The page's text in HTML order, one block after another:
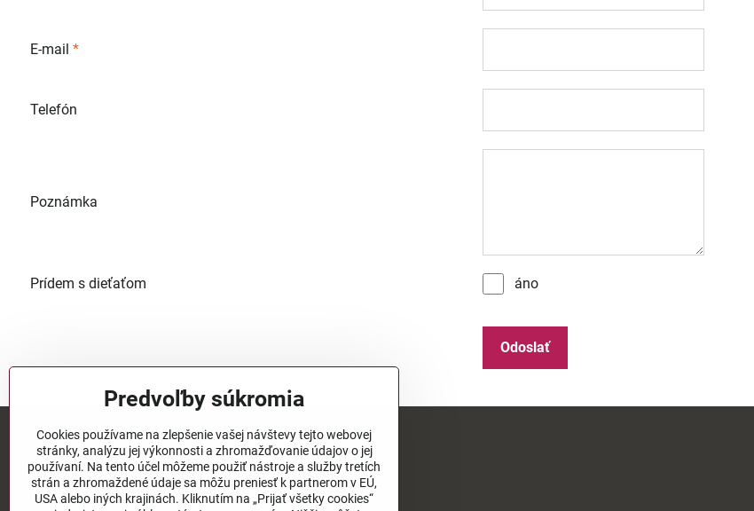
E-mail *
Telefón
Poznámka
Prídem s dieťaťom áno
Odoslať
Mgr. Denisa Nikolova
lifekouc@lifekouc.sk
+421 905 585 342
Predvoľby súkromia
Cookies používame na zlepšenie vašej návštevy tejto webovej
stránky, analýzu jej výkonnosti a zhromažďovanie údajov o jej
používaní. Na tento účel môžeme použiť nástroje a služby tretích
strán a zhromaždené údaje sa môžu preniesť k partnerom v EÚ,
USA alebo iných krajinách. Kliknutím na „Prijať všetky cookies“